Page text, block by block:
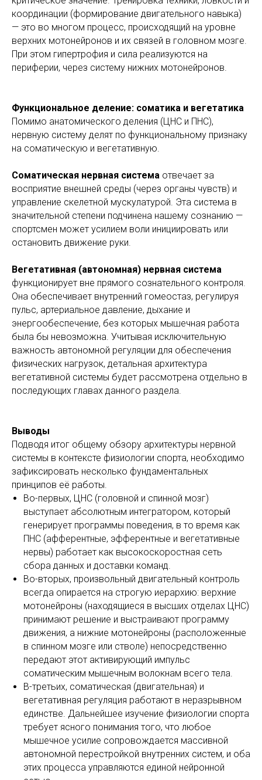
координации (формирование двигательного навыка)
— это во многом процесс, происходящий на уровне
верхних мотонейронов и их связей в головном мозге.
При этом гипертрофия и сила реализуются на
периферии, через систему нижних мотонейронов.
Функциональное деление: соматика и вегетатика
Помимо анатомического деления (ЦНС и ПНС),
нервную систему делят по функциональному признаку
на соматическую и вегетативную.
Соматическая нервная система отвечает за
восприятие внешней среды (через органы чувств) и
управление скелетной мускулатурой. Эта система в
значительной степени подчинена нашему сознанию —
спортсмен может усилием воли инициировать или
остановить движение руки.
Вегетативная (автономная) нервная система
функционирует вне прямого сознательного контроля.
Она обеспечивает внутренний гомеостаз, регулируя
пульс, артериальное давление, дыхание и
энергообеспечение, без которых мышечная работа
была бы невозможна. Учитывая исключительную
важность автономной регуляции для обеспечения
физических нагрузок, детальная архитектура
вегетативной системы будет рассмотрена отдельно в
последующих главах данного раздела.
Выводы
Подводя итог общему обзору архитектуры нервной
системы в контексте физиологии спорта, необходимо
зафиксировать несколько фундаментальных
принципов её работы.
Во-первых, ЦНС (головной и спинной мозг)
выступает абсолютным интегратором, который
генерирует программы поведения, в то время как
ПНС (афферентные, эфферентные и вегетативные
нервы) работает как высокоскоростная сеть
сбора данных и доставки команд.
Во-вторых, произвольный двигательный контроль
всегда опирается на строгую иерархию: верхние
мотонейроны (находящиеся в высших отделах ЦНС)
принимают решение и выстраивают программу
движения, а нижние мотонейроны (расположенные
в спинном мозге или стволе) непосредственно
передают этот активирующий импульс
соматическим мышечным волокнам всего тела.
В-третьих, соматическая (двигательная) и
вегетативная регуляция работают в неразрывном
единстве. Дальнейшее изучение физиологии спорта
требует ясного понимания того, что любое
мышечное усилие сопровождается массивной
автономной перестройкой внутренних систем, и оба
этих процесса управляются единой нейронной